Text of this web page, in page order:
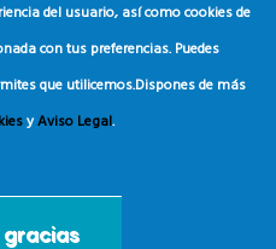
del usuario, así como cookies de
con tus preferencias. Puedes
que utilicemos.Dispones de más
yAviso Legal.
gracias